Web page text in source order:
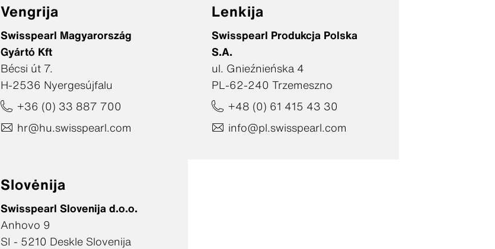
Vengrija
Swisspearl Magyarország
Gyártó Kft
Bécsi út 7.
H-2536 Nyergesújfalu
+36 (0) 33 887 700
hr@hu.swisspearl.com
Lenkija
Swisspearl Produkcja Polska
S.A.
ul. Gnieźnieńska 4
PL-62-240 Trzemeszno
+48 (0) 61 415 43 30
info@pl.swisspearl.com
Slovėnija
Swisspearl Slovenija d.o.o.
Anhovo 9
SI - 5210 Deskle Slovenija